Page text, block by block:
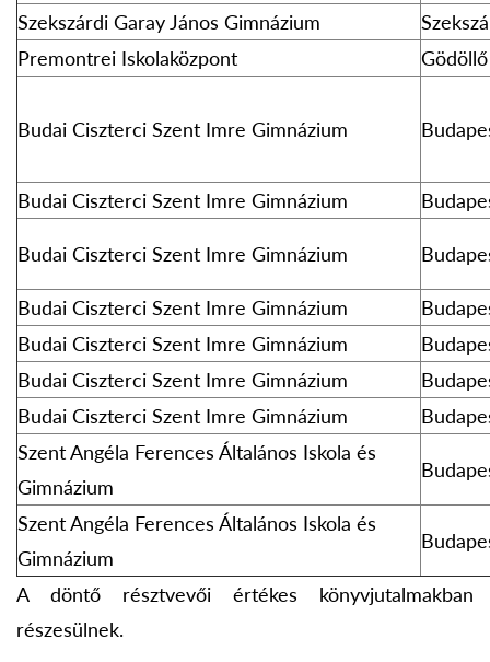
Szekszárdi Garay János Gimnázium
Premontrei Iskolaközpont
Gödöllő
Budai Ciszterci Szent Imre Gimnázium
Budai Ciszterci Szent Imre Gimnázium
Budai Ciszterci Szent Imre Gimnázium
Budai Ciszterci Szent Imre Gimnázium
Budai Ciszterci Szent Imre Gimnázium
Budai Ciszterci Szent Imre Gimnázium
Budai Ciszterci Szent Imre Gimnázium
Szent Angéla Ferences Általános Iskola és
Gimnázium
Szent Angéla Ferences Általános Iskola és
Gimnázium
A döntő résztvevői értékes könyvjutalmakban
részesülnek.